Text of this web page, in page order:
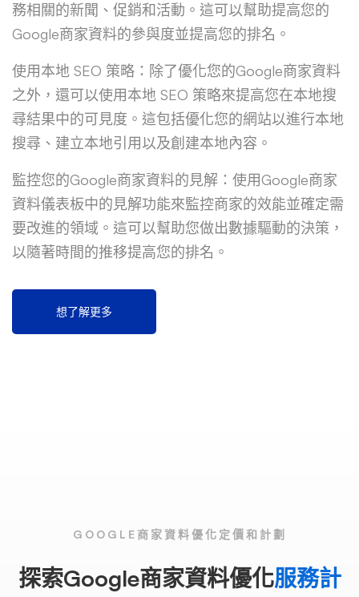
務相關的新聞、促銷和活動。這可以幫助提高您的
Google商家資料的參與度並提高您的排名。
使用本地 SEO 策略：除了優化您的Google商家資料
之外，還可以使用本地 SEO 策略來提高您在本地搜
尋結果中的可見度。這包括優化您的網站以進行本地
搜尋、建立本地引用以及創建本地內容。
監控您的Google商家資料的見解：使用Google商家
資料儀表板中的見解功能來監控商家的效能並確定需
要改進的領域。這可以幫助您做出數據驅動的決策，
以隨著時間的推移提高您的排名。
想了解更多
GOOGLE商家資料優化定價和計劃
探索Google商家資料優化服務計